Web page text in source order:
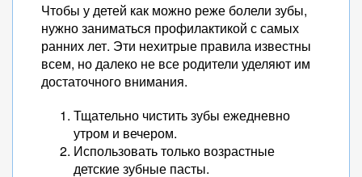
Чтобы у детей как можно реже болели зубы,
нужно заниматься профилактикой с самых
ранних лет. Эти нехитрые правила известны
всем, но далеко не все родители уделяют им
достаточного внимания.
Тщательно чистить зубы ежедневно
утром и вечером.
Использовать только возрастные
детские зубные пасты.